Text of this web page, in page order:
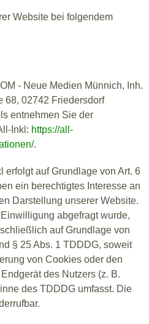
Website bei folgendem
- Neue Medien Münnich, Inh.
68, 02742 Friedersdorf
entnehmen Sie der
Inkl: https://all-
.
erfolgt auf Grundlage von Art. 6
ein berechtigtes Interesse an
Darstellung unserer Website.
abgefragt wurde,
auf Grundlage von
§ 25 Abs. 1 TDDDG, soweit
von Cookies oder den
des Nutzers (z. B.
des TDDDG umfasst. Die